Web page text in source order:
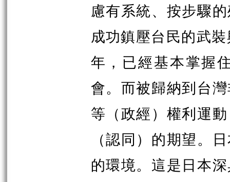
慮有系統、按步驟
成功鎮壓台民的武
年，已經基本掌握
會。而被歸納到台
等（政經）權利運
（認同）的期望。
的環境。這是日本